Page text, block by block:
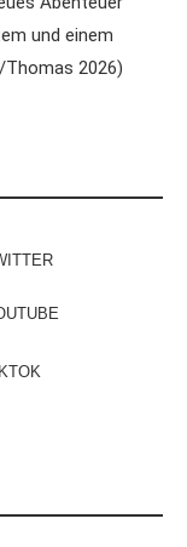
und einem
Thomas 2026)